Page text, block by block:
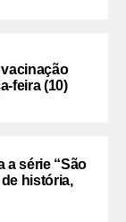
feira (10)
a série “São
história,